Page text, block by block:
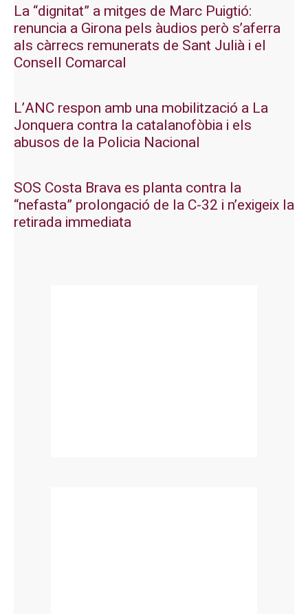
La “dignitat” a mitges de Marc Puigtió:
renuncia a Girona pels àudios però s’aferra
als càrrecs remunerats de Sant Julià i el
Consell Comarcal
L’ANC respon amb una mobilització a La
Jonquera contra la catalanofòbia i els
abusos de la Policia Nacional
SOS Costa Brava es planta contra la
“nefasta” prolongació de la C-32 i n’exigeix la
retirada immediata